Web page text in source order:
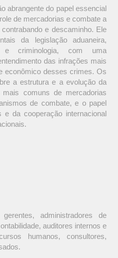
abrangente do papel essencial
de mercadorias e combate a
e descaminho. Ele
da legislação aduaneira,
e criminologia, com uma
das infrações mais
econômico desses crimes. Os
a estrutura e a evolução da
comuns de mercadorias
de combate, e o papel
e da cooperação internacional
administradores de
auditores internos e
humanos, consultores,